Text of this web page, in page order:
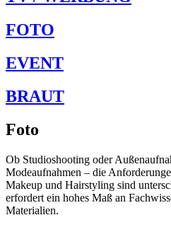
FOTO
EVENT
BRAUT
Foto
Ob Studioshooting oder
Modeaufnahmen – die
Makeup und Hairstyling sind
erfordert ein hohes Maß an
Materialien.